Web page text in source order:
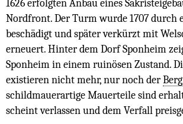
1626 erfolgten Anbau eines
Nordfront. Der Turm wurde 1707 durch
beschädigt und später verkürzt mit
erneuert. Hinter dem Dorf Sponheim
Sponheim in einem ruinösen Zustand.
existieren nicht mehr, nur noch der
schildmauerartige Mauerteile sind
scheint verlassen und dem Verfall